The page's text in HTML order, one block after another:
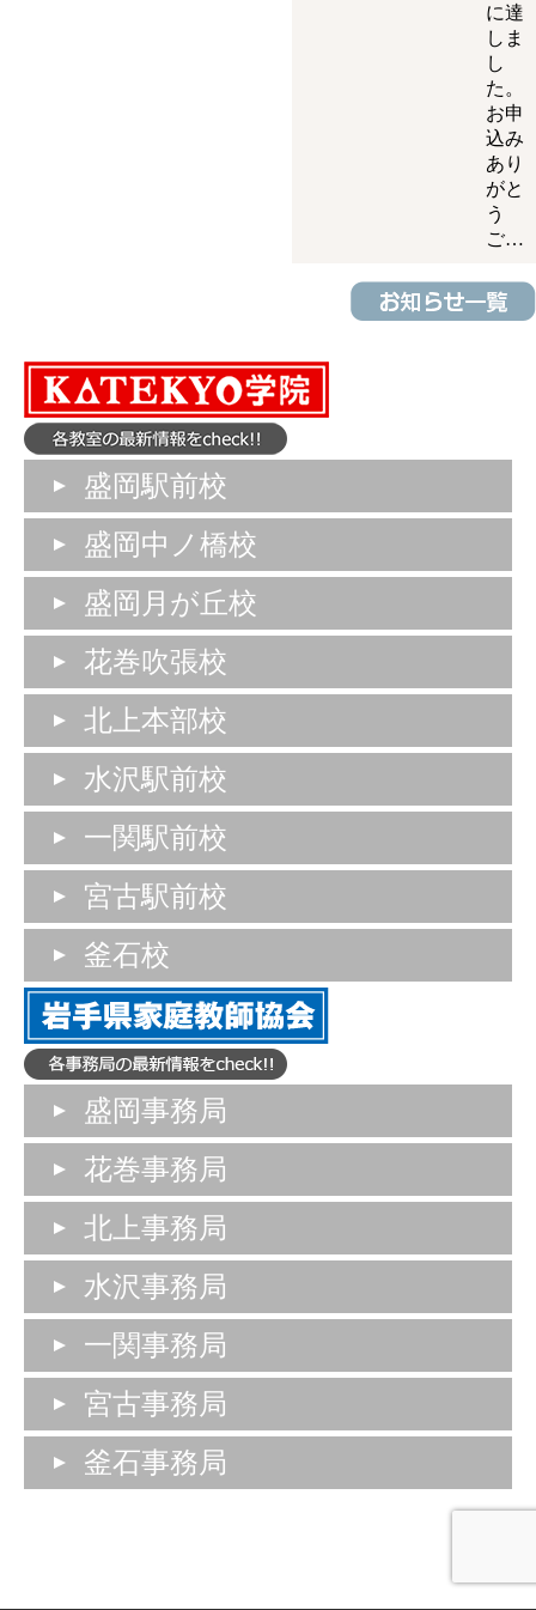
に達
しま
し
た。
お申
込み
あり
がと
う
ご…
盛岡駅前校
盛岡中ノ橋校
盛岡月が丘校
花巻吹張校
北上本部校
水沢駅前校
一関駅前校
宮古駅前校
釜石校
盛岡事務局
花巻事務局
北上事務局
水沢事務局
一関事務局
宮古事務局
釜石事務局